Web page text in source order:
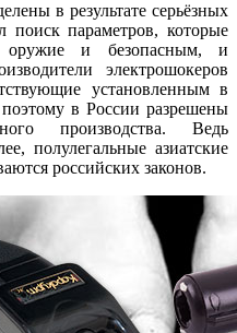
в результате серьёзных
параметров, которые
оружие и безопасным, и
электрошокеров
установленным в
в России разрешены
производства. Ведь
полулегальные азиатские
российских законов.